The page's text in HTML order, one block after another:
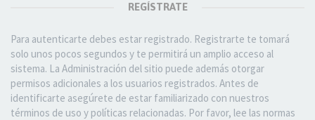
REGÍSTRATE
Para autenticarte debes estar registrado. Registrarte te tomará
solo unos pocos segundos y te permitirá un amplio acceso al
sistema. La Administración del sitio puede además otorgar
permisos adicionales a los usuarios registrados. Antes de
identificarte asegúrete de estar familiarizado con nuestros
términos de uso y políticas relacionadas. Por favor, lee las normas